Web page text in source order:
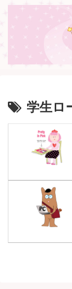
学生ロ